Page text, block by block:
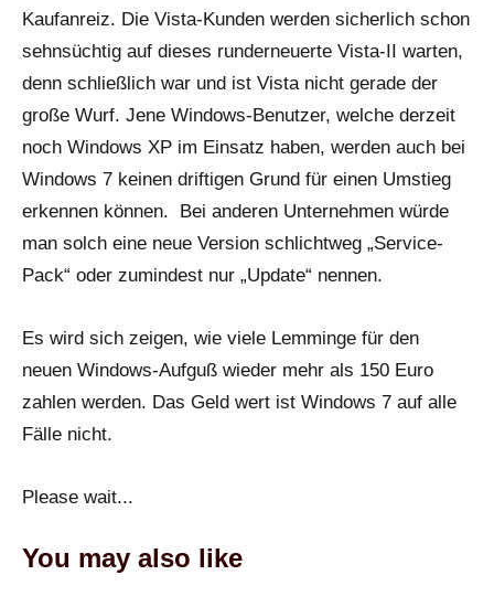
Kaufanreiz. Die Vista-Kunden werden sicherlich schon
sehnsüchtig auf dieses runderneuerte Vista-II warten,
denn schließlich war und ist Vista nicht gerade der
große Wurf. Jene Windows-Benutzer, welche derzeit
noch Windows XP im Einsatz haben, werden auch bei
Windows 7 keinen driftigen Grund für einen Umstieg
erkennen können. Bei anderen Unternehmen würde
man solch eine neue Version schlichtweg „Service-
Pack“ oder zumindest nur „Update“ nennen.
Es wird sich zeigen, wie viele Lemminge für den
neuen Windows-Aufguß wieder mehr als 150 Euro
zahlen werden. Das Geld wert ist Windows 7 auf alle
Fälle nicht.
Please wait...
You may also like